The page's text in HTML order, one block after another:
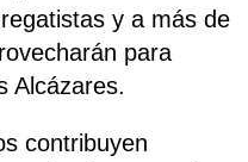
y a más de
para
Alcázares.
contribuyen